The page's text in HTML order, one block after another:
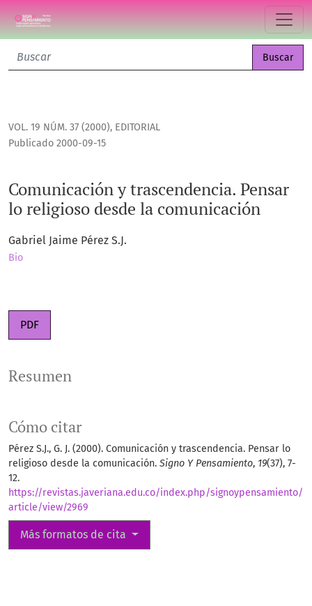
Comunicación y trascendencia. Pensar lo religioso desde
Buscar
VOL. 19 NÚM. 37 (2000), EDITORIAL
Comunicación y trascendencia. Pensar
lo religioso desde la comunicación
Publicado 2000-09-15
Gabriel Jaime Pérez S.J.
Bio
PDF
Cómo citar
Pérez S.J., G. J. (2000). Comunicación y trascendencia. Pensar lo
religioso desde la comunicación. Signo Y Pensamiento, 19(37), 7-
12.
https://revistas.javeriana.edu.co/index.php/signoypensamiento/
article/view/2969
Más formatos de cita
Resumen